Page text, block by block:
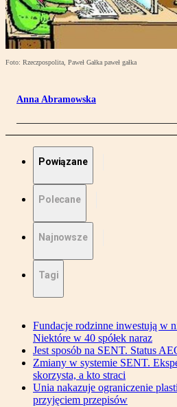
Foto: Rzeczpospolita, Paweł Gałka paweł gałka
Anna Abramowska
Powiązane
Polecane
Najnowsze
Tagi
Fundacje rodzinne inwestują w
Niektóre w 40 spółek naraz
Jest sposób na SENT. Status
Zmiany w systemie SENT.
skorzysta, a kto straci
Unia nakazuje ograniczenie
przyjęciem przepisów